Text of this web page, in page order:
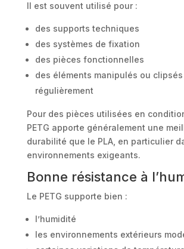
Il est souvent utilisé pour :
des supports techniques
des systèmes de fixation
des pièces fonctionnelles
des éléments manipulés ou clipsés
régulièrement
Pour des pièces utilisées en
PETG apporte généralement une
durabilité que le PLA, en particulier
environnements exigeants.
Bonne résistance à
Le PETG supporte bien :
l’humidité
les environnements extérieurs